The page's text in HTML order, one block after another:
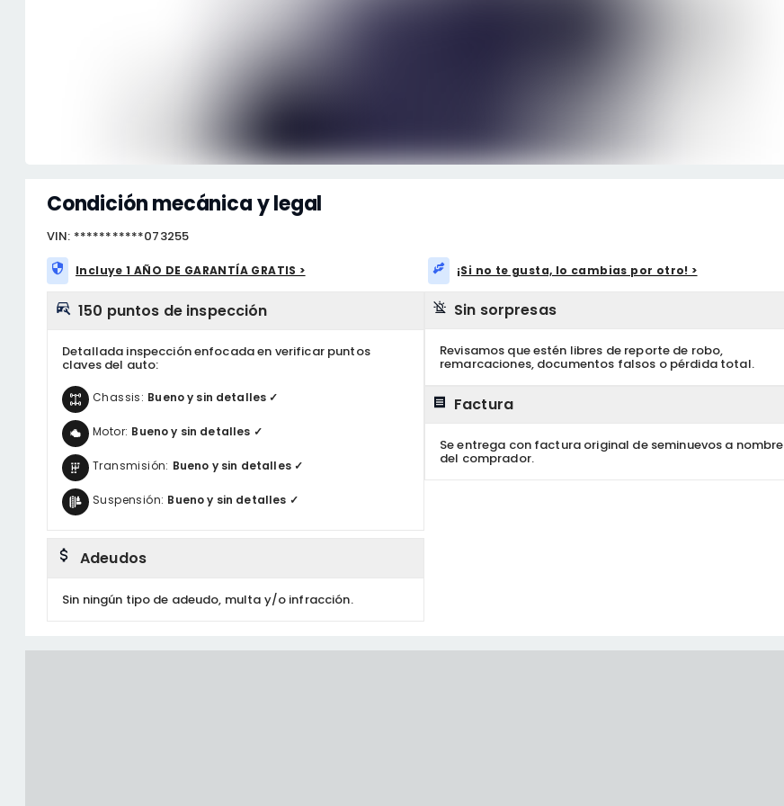
Condición mecánica y legal
VIN: ***********073255
Incluye 1 AÑO DE GARANTÍA GRATIS > ¡Si no te gusta, lo cambias por otro! >
150 puntos de inspección
Detallada inspección enfocada en verificar puntos
claves del auto:
Chassis: Bueno y sin detalles ✓
Motor: Bueno y sin detalles ✓
Transmisión: Bueno y sin detalles ✓
Suspensión: Bueno y sin detalles ✓
Adeudos
Sin ningún tipo de adeudo, multa y/o infracción.
Sin sorpresas
Revisamos que estén libres de reporte de robo,
remarcaciones, documentos falsos o pérdida total.
Factura
Se entrega con factura original de seminuevos a nombre
del comprador.